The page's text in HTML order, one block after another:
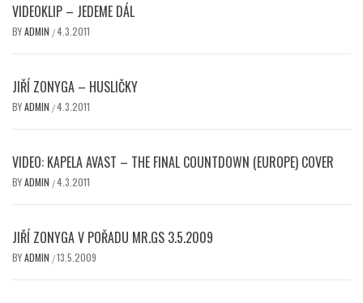
VIDEOKLIP – JEDEME DÁL
BYADMIN /4.3.2011
JIŘÍ ZONYGA – HUSLIČKY
BYADMIN /4.3.2011
VIDEO: KAPELA AVAST – THE FINAL COUNTDOWN (EUROPE) COVER
BYADMIN /4.3.2011
JIŘÍ ZONYGA V POŘADU MR.GS 3.5.2009
BYADMIN /13.5.2009